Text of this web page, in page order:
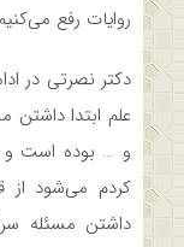
روایات رفع
دکتر نصرتی در
علم ابتدا
و … بوده است و
کردم می‌شود از
داشتن مسئله